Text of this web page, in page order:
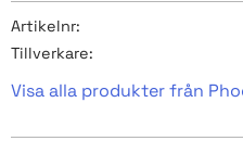
Artikelnr
Tillverkare
Visa alla produkter från